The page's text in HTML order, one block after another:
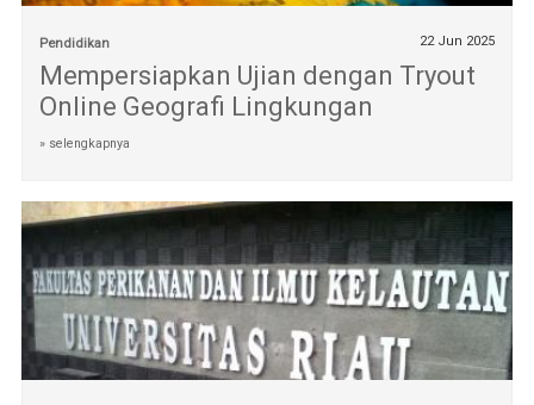
Pendidikan 22 Jun 2025
Mempersiapkan Ujian dengan Tryout
Online Geografi Lingkungan
» selengkapnya